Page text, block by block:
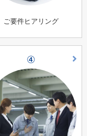
ご要件ヒアリング
④